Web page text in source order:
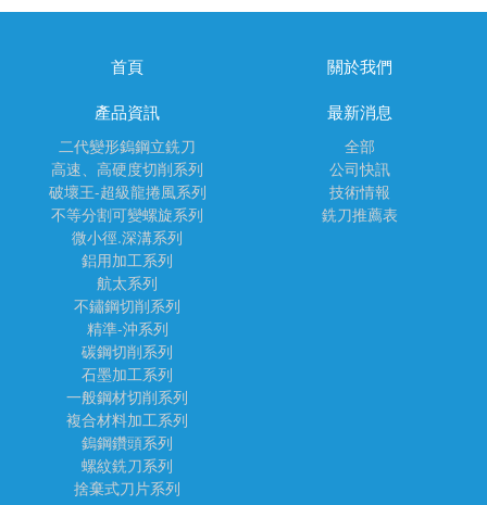
首頁 關於我們
產品資訊
二代變形鎢鋼立銑刀
高速、高硬度切削系列
破壞王-超級龍捲風系列
不等分割可變螺旋系列
微小徑.深溝系列
鋁用加工系列
航太系列
不鏽鋼切削系列
精準-沖系列
碳鋼切削系列
石墨加工系列
一般鋼材切削系列
複合材料加工系列
鎢鋼鑽頭系列
螺紋銑刀系列
捨棄式刀片系列
最新消息
全部
公司快訊
技術情報
銑刀推薦表